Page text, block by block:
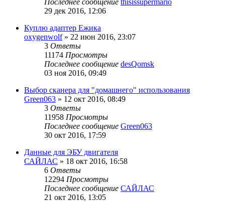
29 дек 2016, 12:06
Куплю адаптер Ежика
oxygenwolf» 22 июн 2016, 23:07
3 Ответы
11174 Просмотры
Последнее сообщение desQomsk
03 ноя 2016, 09:49
Выбор сканера для "домашнего" использования
Green063 » 12 окт 2016, 08:49
3 Ответы
11958 Просмотры
Последнее сообщение Green063
30 окт 2016, 17:59
Данные для ЭБУ двигателя
САЙЛАС » 18 окт 2016, 16:58
6 Ответы
12294 Просмотры
Последнее сообщение САЙЛАС
21 окт 2016, 13:05